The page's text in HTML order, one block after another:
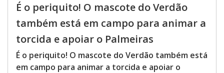
É o periquito! O mascote do Verdão
também está em campo para animar a
torcida e apoiar o Palmeiras
É o periquito! O mascote do Verdão também está
em campo para animar a torcida e apoiar o